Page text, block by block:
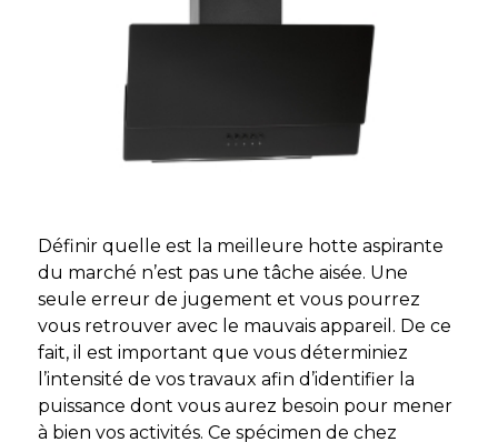
Définir quelle est la meilleure hotte aspirante
du marché n’est pas une tâche aisée. Une
seule erreur de jugement et vous pourrez
vous retrouver avec le mauvais appareil. De ce
fait, il est important que vous déterminiez
l’intensité de vos travaux afin d’identifier la
puissance dont vous aurez besoin pour mener
à bien vos activités. Ce spécimen de chez